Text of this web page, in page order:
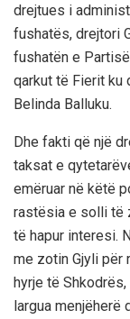
drejtues i
fushatës, drejtori
fushatën e
qarkut të Fierit
Belinda Balluku.
Dhe fakti që një
taksat e
emëruar në këtë
rastësia e solli të
të hapur interesi.
me zotin Gjyli për
hyrje të
largua menjëherë